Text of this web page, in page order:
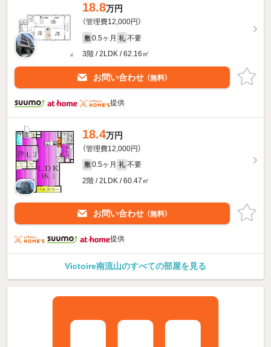
18.8万円
（管理費12,000円）
敷 0.5ヶ月 礼 不要
3階 / 2LDK / 62.16㎡
お問い合わせ （無料）
提供
18.4万円
（管理費12,000円）
敷 0.5ヶ月 礼 不要
2階 / 2LDK / 60.47㎡
お問い合わせ （無料）
提供
Victoire南流山のすべての部屋を見る